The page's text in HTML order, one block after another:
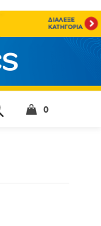
0